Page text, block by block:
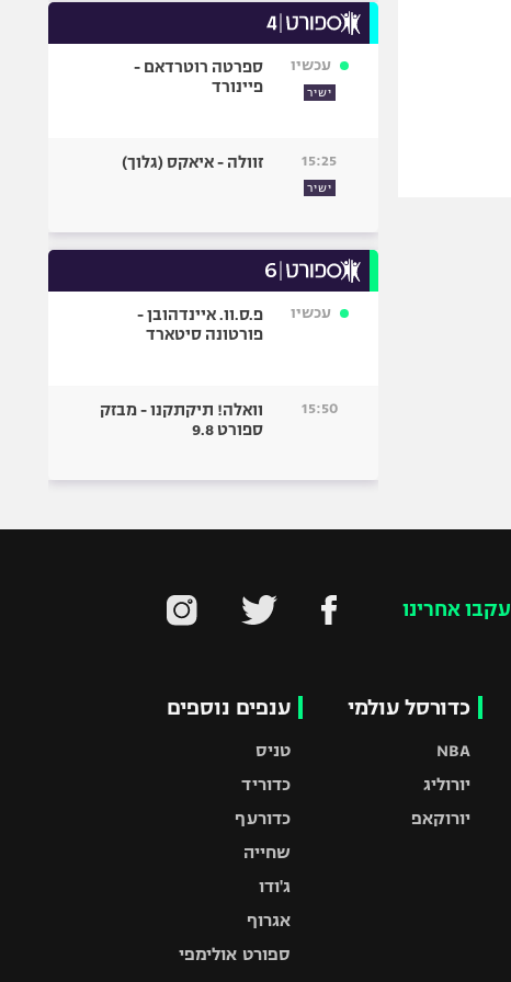
עכשיו
ישיר
ספרטה רוטרדאם -
פיינורד
15:25
ישיר
זוולה - איאקס (גלוך)
עכשיו
פ.ס.וו. איינדהובן -
פורטונה סיטארד
15:50
וואלה! תיקתקנו - מבזק
ספורט 9.8
עקבו אחרינו
כדורסל עולמי
NBA
יורוליג
יורוקאפ
ענפים נוספים
טניס
כדוריד
כדורעף
שחייה
ג'ודו
אגרוף
ספורט אולימפי